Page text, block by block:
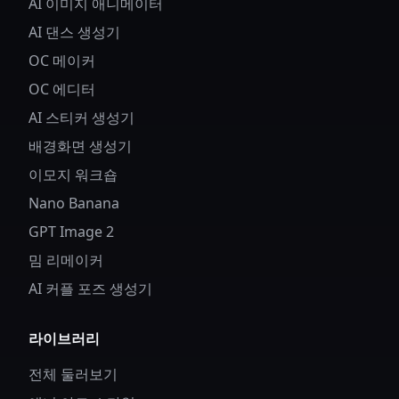
AI 댄스 생성기
OC 메이커
OC 에디터
AI 스티커 생성기
배경화면 생성기
이모지 워크숍
Nano Banana
GPT Image 2
밈 리메이커
AI 커플 포즈 생성기
라이브러리
전체 둘러보기